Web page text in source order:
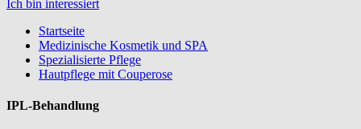
Ich bin interessiert
Startseite
Medizinische Kosmetik und SPA
Spezialisierte Pflege
Hautpflege mit Couperose
IPL-Behandlung